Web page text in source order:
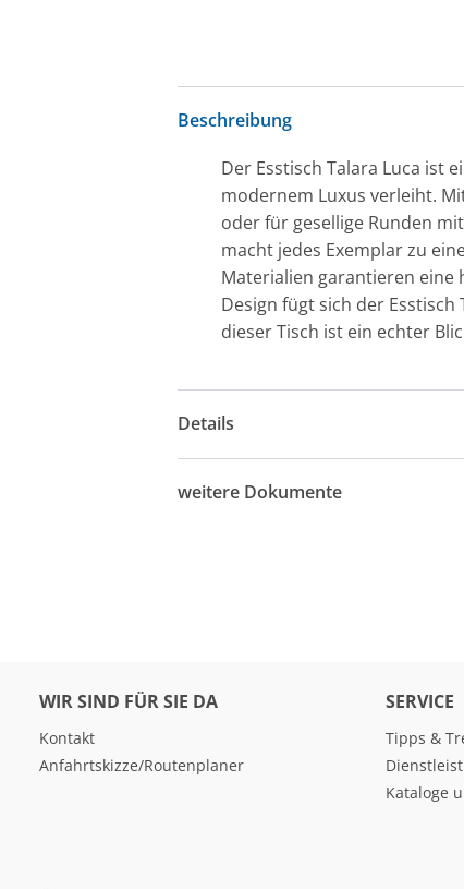
Beschreibung
Der Esstisch Talara Luca ist
modernem Luxus verleiht.
oder für gesellige Runden
macht jedes Exemplar zu
Materialien garantieren eine
Design fügt sich der
dieser Tisch ist ein echter
Details
weitere Dokumente
WIR SIND FÜR SIE DA
Kontakt
Anfahrtskizze/Routenplaner
SERVICE
Tipps &
Kataloge